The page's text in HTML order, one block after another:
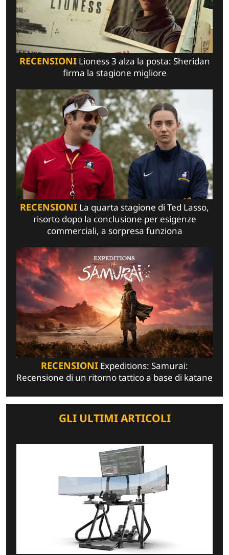
RECENSIONILioness 3 alza la posta: Sheridan
firma la stagione migliore
RECENSIONI La quarta stagione di Ted Lasso,
risorto dopo la conclusione per esigenze
commerciali, a sorpresa funziona
RECENSIONI Expeditions: Samurai:
Recensione di un ritorno tattico a base di katane
GLI ULTIMI ARTICOLI